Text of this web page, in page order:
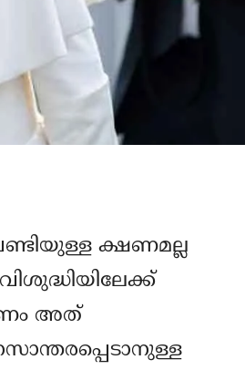
ക്ഷണമല്ല
അത്